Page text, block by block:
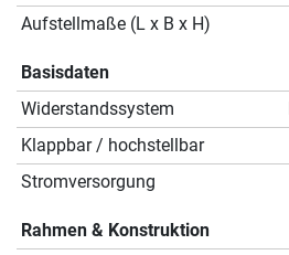
Aufstellmaße (L x B x H)
Basisdaten
Widerstandssystem
Klappbar / hochstellbar
Stromversorgung
Rahmen & Konstruktion